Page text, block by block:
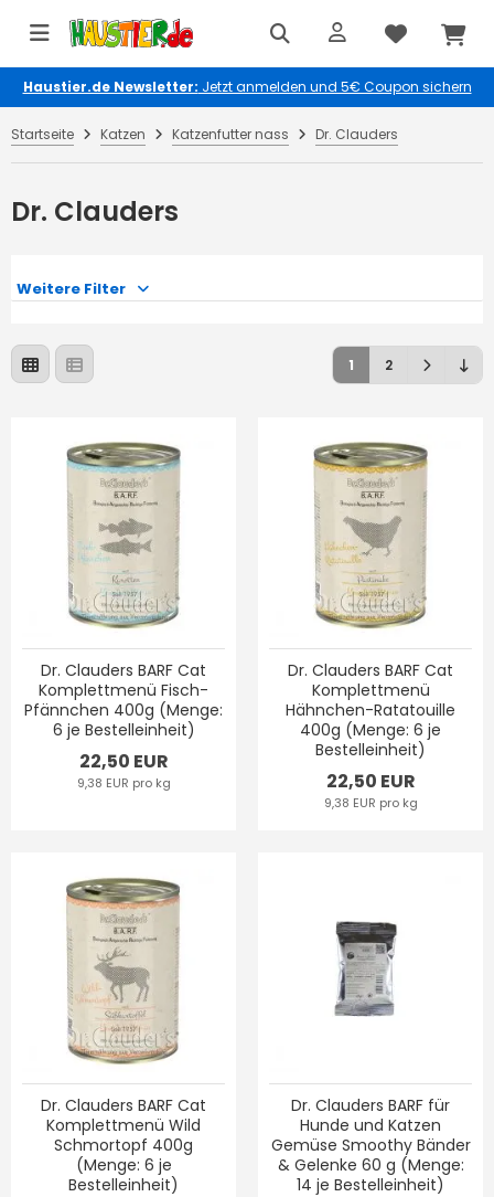
Haustier.de Newsletter: Jetzt anmelden und 5€ Coupon sichern
Startseite Katzen Katzenfutter nass Dr. Clauders
Dr. Clauders
Weitere Filter
1 2
Dr. Clauders BARF Cat
Komplettmenü Fisch-
Pfännchen 400g (Menge:
6 je Bestelleinheit)
22,50 EUR
9,38 EUR pro kg
Dr. Clauders BARF Cat
Komplettmenü
Hähnchen-Ratatouille
400g (Menge: 6 je
Bestelleinheit)
22,50 EUR
9,38 EUR pro kg
Dr. Clauders BARF Cat
Komplettmenü Wild
Schmortopf 400g
(Menge: 6 je
Bestelleinheit)
Dr. Clauders BARF für
Hunde und Katzen
Gemüse Smoothy Bänder
& Gelenke 60 g (Menge:
14 je Bestelleinheit)